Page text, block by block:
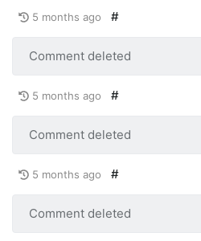
5 months ago #
Comment deleted
5 months ago #
Comment deleted
5 months ago #
Comment deleted